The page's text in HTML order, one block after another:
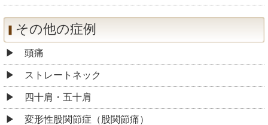
その他の症例
頭痛
ストレートネック
四十肩・五十肩
変形性股関節症（股関節痛）